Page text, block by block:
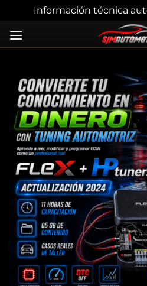
Información técnica